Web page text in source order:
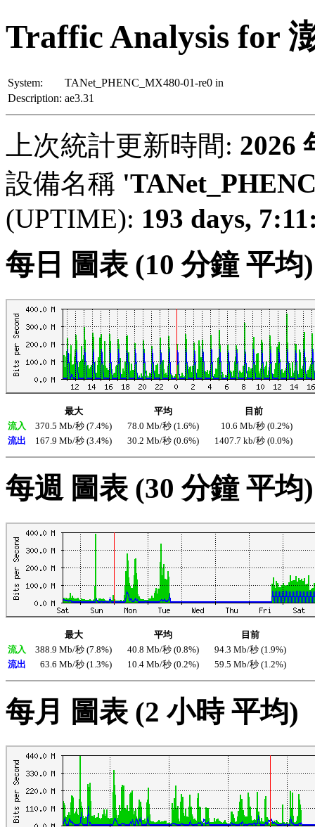
Traffic Analysis for
System:
TANet_PHENC_MX480-01-re0 in
Description: ae3.31
上次統計更新時間: 2026
設備名稱
(UPTIME): 193 days,
每日 圖表 (10 分鐘 平均)
最大 平均
目前
流入
370.5 Mb/秒 (7.4%) 78.0 Mb/秒 (1.6%)
10.6 Mb/秒 (0.2%)
流出
167.9 Mb/秒 (3.4%) 30.2 Mb/秒 (0.6%) 1407.7 kb/秒 (0.0%)
每週 圖表 (30 分鐘 平均)
最大 平均
目前
流入
388.9 Mb/秒 (7.8%) 40.8 Mb/秒 (0.8%)
94.3 Mb/秒 (1.9%)
流出
63.6 Mb/秒 (1.3%) 10.4 Mb/秒 (0.2%) 59.5 Mb/秒 (1.2%)
每月 圖表 (2 小時 平均)